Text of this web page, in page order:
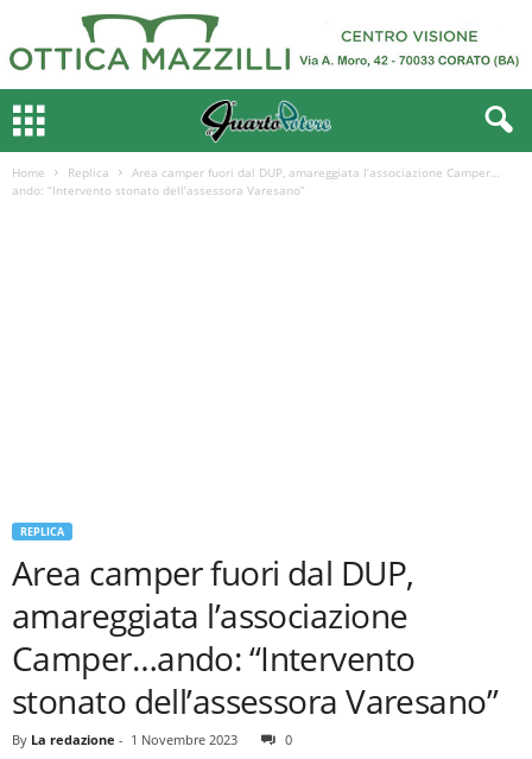
Home Replica
Area camper fuori dal DUP, amareggiata l’associazione Camper…
ando: “Intervento stonato dell’assessora Varesano”
REPLICA
Area camper fuori dal DUP,
amareggiata l’associazione
Camper…ando: “Intervento
stonato dell’assessora Varesano”
By La redazione - 1 Novembre 2023 0